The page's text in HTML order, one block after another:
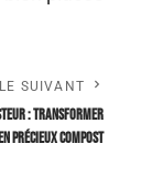
SUIVANT
: transformer
précieux compost